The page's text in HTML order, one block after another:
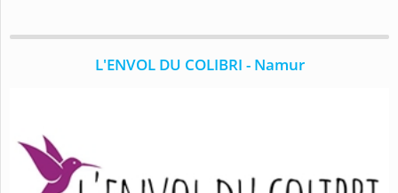
L'ENVOL DU COLIBRI - Namur